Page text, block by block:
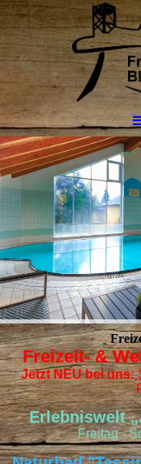
Freizeit- &
Jetzt NEU bei uns:
Erlebniswelt
Freitag -